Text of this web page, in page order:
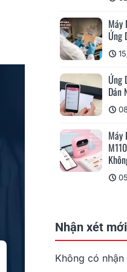
M08E-WS -
Máy
Ứng
Ứng
Dán
Máy
Nhận xét mới
Không có nhận